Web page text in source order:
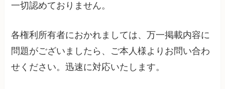
一切認めておりません。
各権利所有者におかれましては、万一掲載内容に
問題がございましたら、ご本人様よりお問い合わ
せください。迅速に対応いたします。